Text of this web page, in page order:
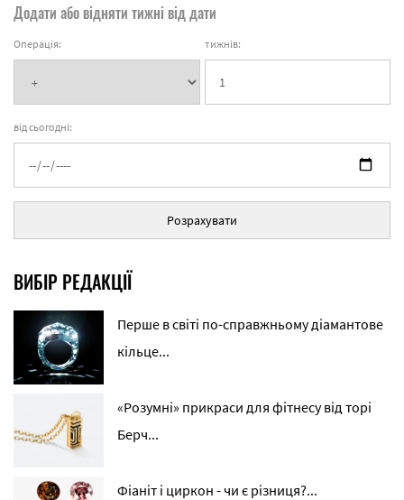
Додати або відняти тижні від дати
Операція: тижнів:
від сьогодні:
Розрахувати
ВИБІР РЕДАКЦІЇ
Перше в світі по-справжньому діамантове
кільце...
«Розумні» прикраси для фітнесу від торі
Берч...
Фіаніт і циркон - чи є різниця?...